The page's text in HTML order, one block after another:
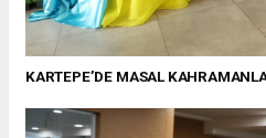
KARTEPE’DE MASAL